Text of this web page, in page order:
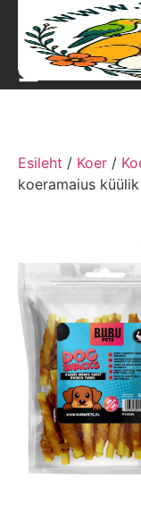
Esileht / Koer /
koeramaius